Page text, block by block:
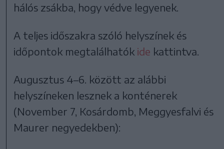
hálós zsákba, hogy védve legyenek.
A teljes időszakra szóló helyszínek és
időpontok megtalálhatók ide kattintva.
Augusztus 4–6. között az alábbi
helyszíneken lesznek a konténerek
(November 7, Kosárdomb, Meggyesfalvi és
Maurer negyedekben):